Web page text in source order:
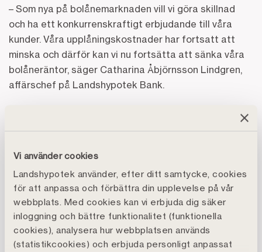
Vi använder cookies
Landshypotek använder, efter ditt samtycke, cookies
för att anpassa och förbättra din upplevelse på vår
webbplats. Med cookies kan vi erbjuda dig säker
inloggning och bättre funktionalitet (funktionella
cookies), analysera hur webbplatsen används
(statistikcookies) och erbjuda personligt anpassat
– Som nya på bolånemarknaden vill vi göra skillnad
och ha ett konkurrenskraftigt erbjudande till våra
kunder. Våra upplåningskostnader har fortsatt att
minska och därför kan vi nu fortsätta att sänka våra
bolåneräntor, säger Catharina Åbjörnsson Lindgren,
affärschef på Landshypotek Bank.
Landshypotek hem förstaplatsen när bästa
Landshypotek haft de bästa räntorna på flera
löptider. Snitträntorna för februari som
presenterades förra veckan visade att banken
fortsätter att leverera konkurrenskraftiga boräntor.
– Vi och andra utmanarbanker är fortfarande relativt